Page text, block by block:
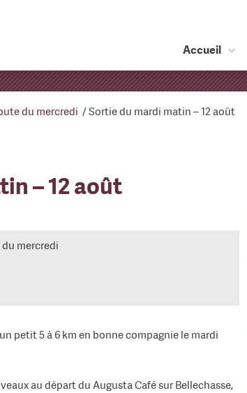
Accueil
du mercredi /Sortie du mardi matin – 12 août
– 12 août
mercredi
petit 5 à 6 km en bonne compagnie le mardi
au départ du Augusta Café sur Bellechasse,